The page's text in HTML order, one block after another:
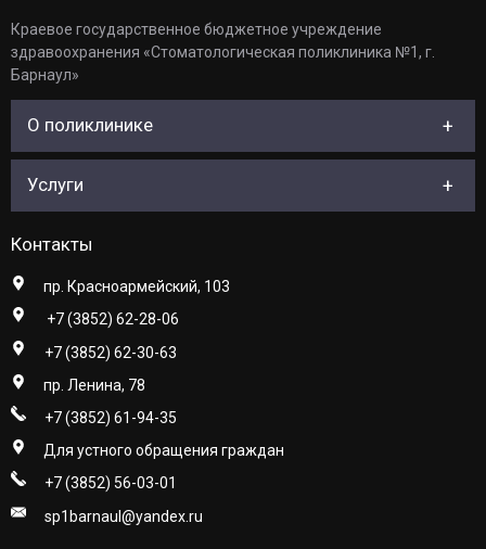
Краевое государственное бюджетное учреждение
здравоохранения «Стоматологическая поликлиника №1, г.
Барнаул»
О поликлинике
Услуги
Контакты
пр. Красноармейский, 103
+7 (3852) 62-28-06
+7 (3852) 62-30-63
пр. Ленина, 78
+7 (3852) 61-94-35
Для устного обращения граждан
+7 (3852) 56-03-01
sp1barnaul@yandex.ru